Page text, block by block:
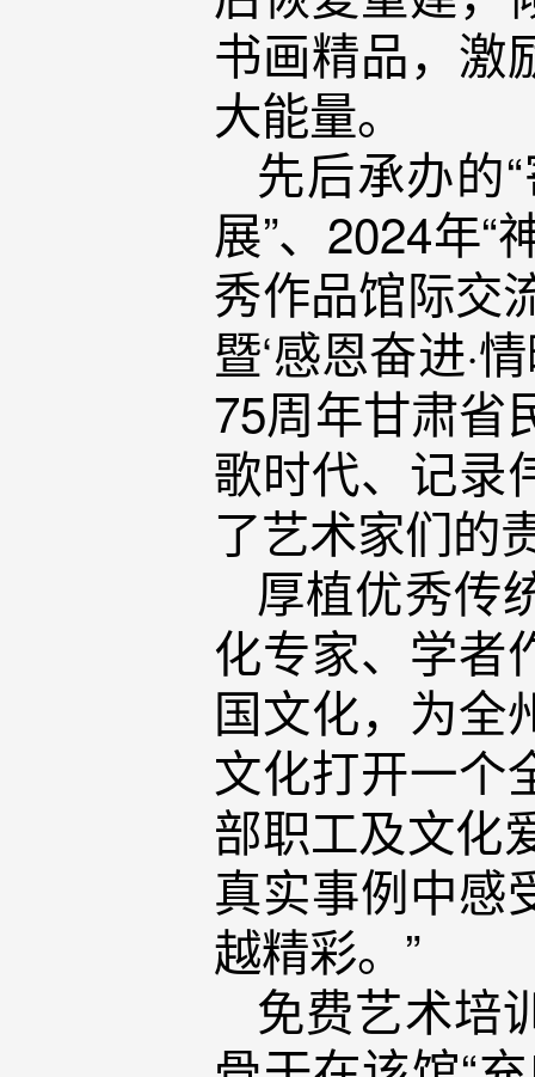
书画精品，激
大能量。
先后承办的
展”、2024年
秀作品馆际交
暨‘感恩奋进·
75周年甘肃省
歌时代、记录
了艺术家们的
厚植优秀传
化专家、学者
国文化，为全
文化打开一个
部职工及文化
真实事例中感
越精彩。”
免费艺术培